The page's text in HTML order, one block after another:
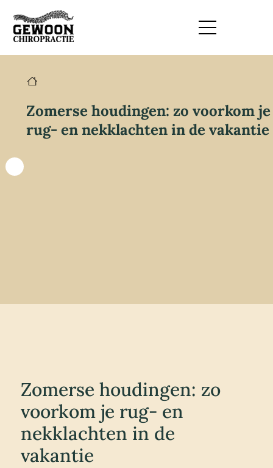
Zomerse houdingen: zo voorkom je
rug- en nekklachten in de vakantie
Zomerse houdingen: zo
voorkom je rug- en
nekklachten in de
vakantie